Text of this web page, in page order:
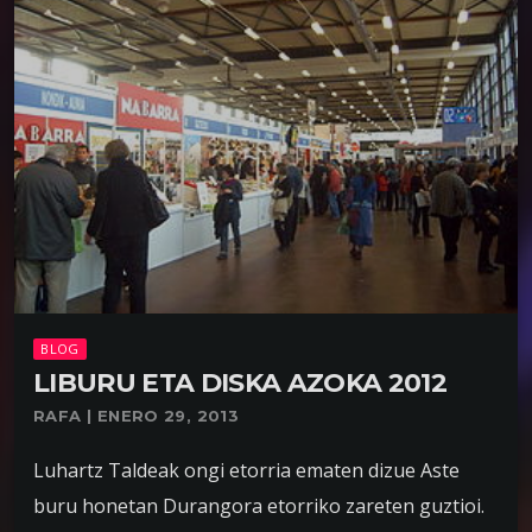
BLOG
LIBURU ETA DISKA AZOKA 2012
RAFA | ENERO 29, 2013
Luhartz Taldeak ongi etorria ematen dizue Aste
buru honetan Durangora etorriko zareten guztioi.